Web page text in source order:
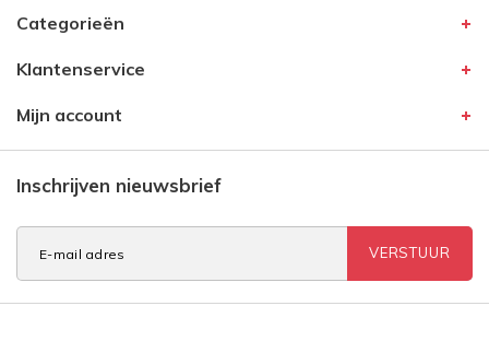
Categorieën
Klantenservice
Mijn account
Inschrijven nieuwsbrief
VERSTUUR